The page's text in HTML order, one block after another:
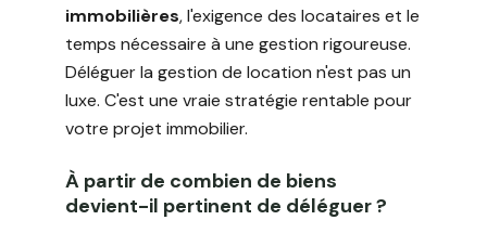
immobilières, l'exigence des locataires et le
temps nécessaire à une gestion rigoureuse.
Déléguer la gestion de location n'est pas un
luxe. C'est une vraie stratégie rentable pour
votre projet immobilier.
À partir de combien de biens
devient-il pertinent de déléguer ?